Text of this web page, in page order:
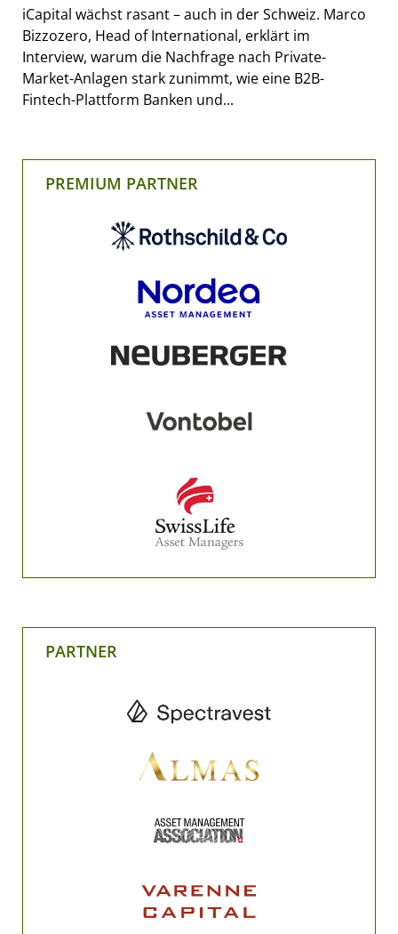
iCapital wächst rasant – auch in der Schweiz. Marco
Bizzozero, Head of International, erklärt im
Interview, warum die Nachfrage nach Private-
Market-Anlagen stark zunimmt, wie eine B2B-
Fintech-Plattform Banken und...
PREMIUM PARTNER
PARTNER